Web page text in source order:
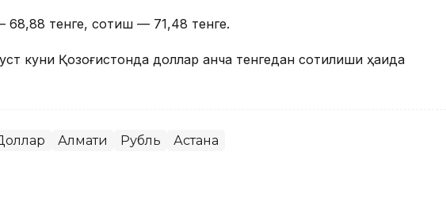
тенге, сотиш — 71,48 тенге.
куни Қозоғистонда доллар қанча тенгедан сотилиши ҳақида
Алмати Рубль Астана